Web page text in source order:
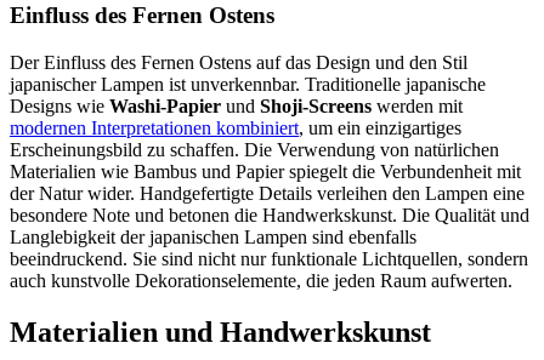
Einfluss des Fernen Ostens
Der Einfluss des Fernen Ostens auf das Design und den Stil
japanischer Lampen ist unverkennbar. Traditionelle japanische
Designs wie Washi-Papier und Shoji-Screens werden mit
modernen Interpretationen kombiniert, um ein einzigartiges
Erscheinungsbild zu schaffen. Die Verwendung von natürlichen
Materialien wie Bambus und Papier spiegelt die Verbundenheit mit
der Natur wider. Handgefertigte Details verleihen den Lampen eine
besondere Note und betonen die Handwerkskunst. Die Qualität und
Langlebigkeit der japanischen Lampen sind ebenfalls
beeindruckend. Sie sind nicht nur funktionale Lichtquellen, sondern
auch kunstvolle Dekorationselemente, die jeden Raum aufwerten.
Materialien und Handwerkskunst